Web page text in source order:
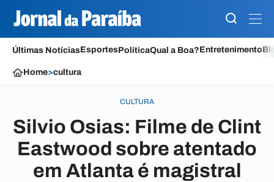
Últimas NotíciasEsportesPolíticaQual a Boa?Entretenimento
Home>cultura
CULTURA
Silvio Osias: Filme de Clint
Eastwood sobre atentado
em Atlanta é magistral